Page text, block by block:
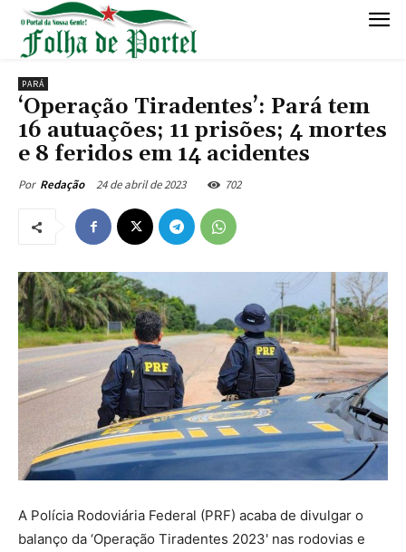
PARÁ
‘Operação Tiradentes’: Pará tem
16 autuações; 11 prisões; 4 mortes
e 8 feridos em 14 acidentes
Por Redação 24 de abril de 2023 702
A Polícia Rodoviária Federal (PRF) acaba de divulgar o
balanço da ‘Operação Tiradentes 2023' nas rodovias e